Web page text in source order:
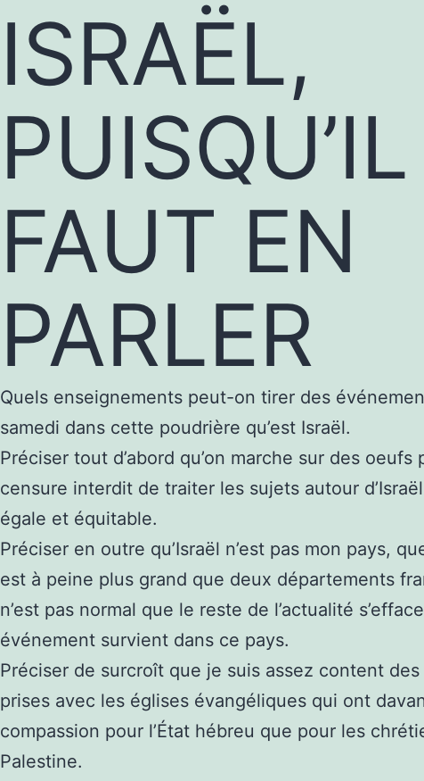
ISRAËL,
PUISQU’IL
FAUT EN
PARLER
Quels enseignements peut-on tirer des
samedi dans cette poudrière qu’est Israël.
Préciser tout d’abord qu’on marche sur des oeufs
censure interdit de traiter les sujets autour
égale et équitable.
Préciser en outre qu’Israël n’est pas mon pays,
est à peine plus grand que deux départements
n’est pas normal que le reste de l’actualité
événement survient dans ce pays.
Préciser de surcroît que je suis assez content
prises avec les églises évangéliques qui ont
compassion pour l’État hébreu que pour les
Palestine.